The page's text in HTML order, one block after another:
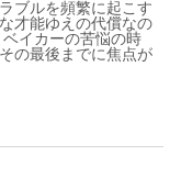
ブルを頻繁に起こす
才能ゆえの代償なの
イカーの苦悩の時
の最後までに焦点が